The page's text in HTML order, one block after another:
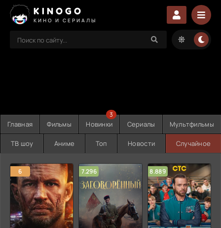
KINOGO
КИНО И СЕРИАЛЫ
Главная Фильмы Новинки
3
Сериалы Мультфильмы
ТВ шоу Аниме Топ Новости Случайное
6 7.296 8.889